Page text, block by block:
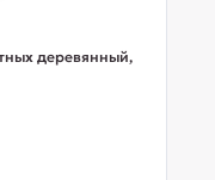
деревянный,